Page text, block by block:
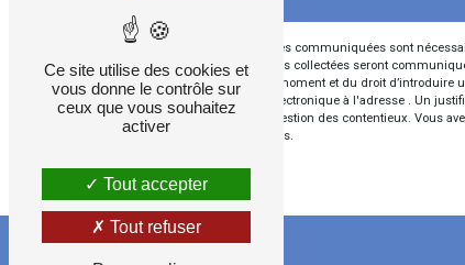
** Les données personnelles communiquées sont
votre message. Les données collectées seront
votre consentement à tout moment et du droit d’introduire
l'adresse ou par courrier électronique à l'adresse . Un
aux fins probatoires et de gestion des contentieux. Vous
d’informations sur vos droits.
Ce site utilise des cookies et
vous donne le contrôle sur
ceux que vous souhaitez
activer
Tout accepter
Tout refuser